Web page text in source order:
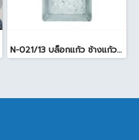
N-021/13 บล็อกแก้ว ช้างแก้ว WOW แก้วประดับฟ้า ( 24X11.5X8cm )